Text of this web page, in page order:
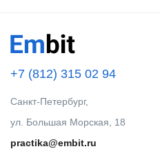
+7 (812) 315 02 94
Санкт-Петербург,
ул. Большая Морская, 18
practika@embit.ru